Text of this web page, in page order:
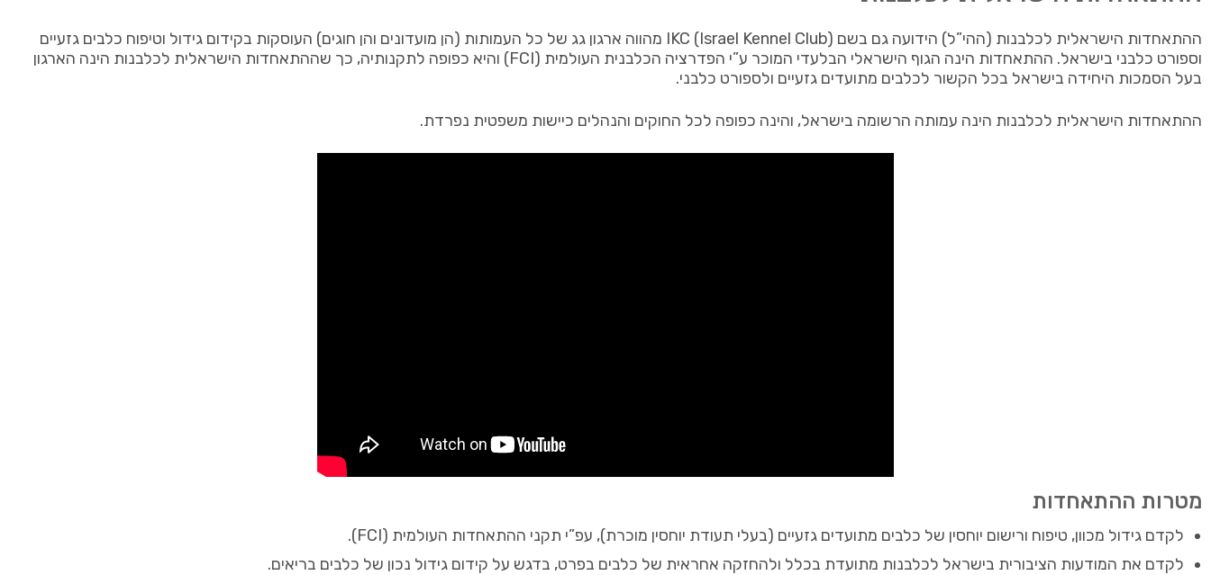
ההתאחדות הישראלית לכלבנות (ההי”ל) הידועה גם בשם IKC (Israel Kennel Club) מהווה ארגון גג של כל העמותות (הן מועדונים והן חוגים) העוסקות בקידום גידול וטיפוח כלבים גזעיים
וספורט כלבני בישראל. ההתאחדות הינה הגוף הישראלי הבלעדי המוכר ע”י הפדרציה הכלבנית העולמית (FCI) והיא כפופה לתקנותיה, כך שההתאחדות הישראלית לכלבנות הינה הארגון
בעל הסמכות היחידה בישראל בכל הקשור לכלבים מתועדים גזעיים ולספורט כלבני.
ההתאחדות הישראלית לכלבנות הינה עמותה הרשומה בישראל, והינה כפופה לכל החוקים והנהלים כיישות משפטית נפרדת.
מטרות ההתאחדות
לקדם גידול מכוון, טיפוח ורישום יוחסין של כלבים מתועדים גזעיים (בעלי תעודת יוחסין מוכרת), עפ”י תקני ההתאחדות העולמית (FCI).
לקדם את המודעות הציבורית בישראל לכלבנות מתועדת בכלל ולהחזקה אחראית של כלבים בפרט, בדגש על קידום גידול נכון של כלבים בריאים.